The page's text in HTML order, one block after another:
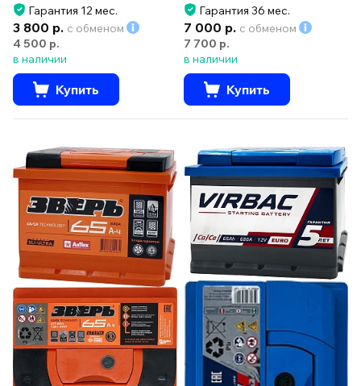
Гарантия 12 мес.
3 800 р. с обменом
4 500 р.
в наличии
Купить
Гарантия 36 мес.
7 000 р. с обменом
7 700 р.
в наличии
Купить